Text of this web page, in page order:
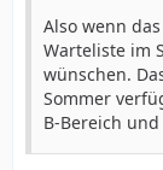
Also wenn
Warteliste im
wünschen.
Sommer
B-Bereich